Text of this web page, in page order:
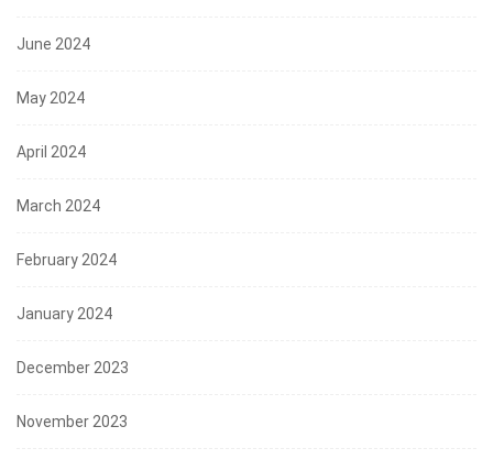
June 2024
May 2024
April 2024
March 2024
February 2024
January 2024
December 2023
November 2023